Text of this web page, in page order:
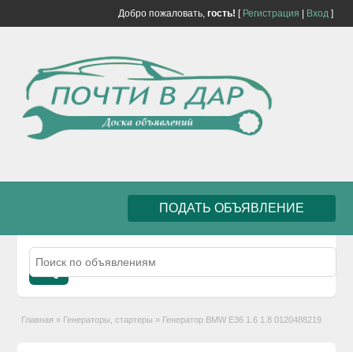
Добро пожаловать, гость! [ Регистрация Вход]
ПОДАТЬ ОБЪЯВЛЕНИЕ
Главная » Генераторы, стартеры » Генератор BMW E36 1.6 1.8 0120488219